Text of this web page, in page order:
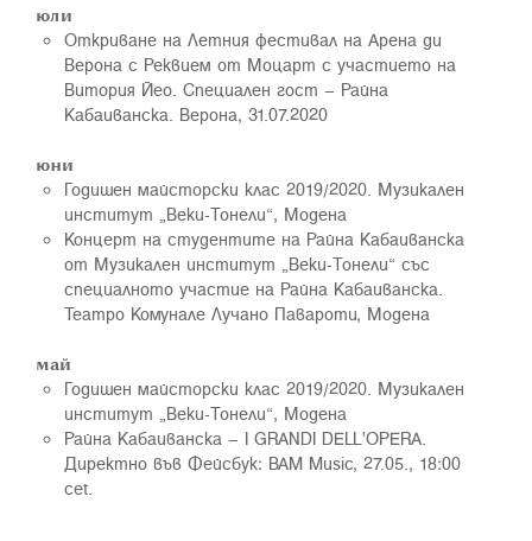
юли
Откриване на Летния фестивал на Арена ди
Верона с Реквием от Моцарт с участието на
Витория Йео. Специален гост – Райна
Кабаиванска. Верона, 31.07.2020
юни
Годишен майсторски клас 2019/2020. Музикален
институт „Веки-Тонели“, Модена
Концерт на студентите на Райна Кабаиванска
от Музикален институт „Веки-Тонели“ със
специалното участие на Райна Кабаиванска.
Театро Комунале Лучано Павароти, Модена
май
Годишен майсторски клас 2019/2020. Музикален
институт „Веки-Тонели“, Модена
Райна Кабаиванска – I GRANDI DELL'OPERA.
Директно във Фейсбук: BAM Music, 27.05., 18:00
cet.